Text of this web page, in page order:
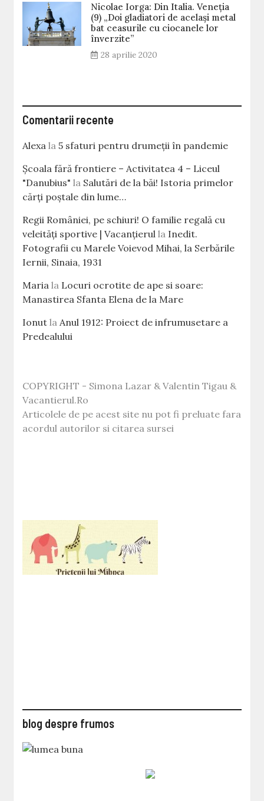
Nicolae Iorga: Din Italia. Veneţia
(9) „Doi gladiatori de același metal
bat ceasurile cu ciocanele lor
înverzite”
28 aprilie 2020
Comentarii recente
Alexa la5 sfaturi pentru drumeții în pandemie
Școala fără frontiere – Activitatea 4 – Liceul
"Danubius" la Salutări de la băi! Istoria primelor
cărţi poştale din lume…
Regii României, pe schiuri! O familie regală cu
veleităţi sportive | Vacanțierul la Inedit.
Fotografii cu Marele Voievod Mihai, la Serbările
Iernii, Sinaia, 1931
Maria la Locuri ocrotite de ape si soare:
Manastirea Sfanta Elena de la Mare
Ionut la Anul 1912: Proiect de infrumusetare a
Predealului
COPYRIGHT - Simona Lazar & Valentin Tigau &
Vacantierul.Ro
Articolele de pe acest site nu pot fi preluate fara
acordul autorilor si citarea sursei
blog despre frumos